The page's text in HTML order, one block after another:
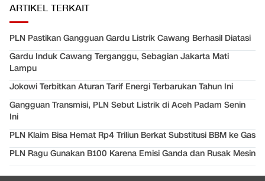
ARTIKEL TERKAIT
PLN Pastikan Gangguan Gardu Listrik Cawang Berhasil Diatasi
Gardu Induk Cawang Terganggu, Sebagian Jakarta Mati
Lampu
Jokowi Terbitkan Aturan Tarif Energi Terbarukan Tahun Ini
Gangguan Transmisi, PLN Sebut Listrik di Aceh Padam Senin
Ini
PLN Klaim Bisa Hemat Rp4 Triliun Berkat Substitusi BBM ke Gas
PLN Ragu Gunakan B100 Karena Emisi Ganda dan Rusak Mesin